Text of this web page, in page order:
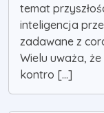
temat
inteligencja
zadawane z
Wielu uważa,
kontro [...]